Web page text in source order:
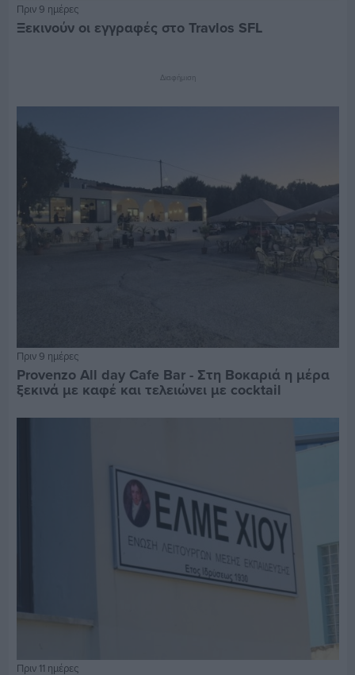
Πριν 9 ημέρες
Ξεκινούν οι εγγραφές στο Travlos SFL
Διαφήμιση
Πριν 9 ημέρες
Provenzo All day Cafe Bar - Στη Βοκαριά η μέρα
ξεκινά με καφέ και τελειώνει με cocktail
Πριν 11 ημέρες